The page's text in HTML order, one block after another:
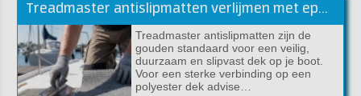
Treadmaster antislipmatten verlijmen met epoxylijm (handleiding)
Treadmaster antislipmatten zijn de
gouden standaard voor een veilig,
duurzaam en slipvast dek op je boot.
Voor een sterke verbinding op een
polyester dek advise…